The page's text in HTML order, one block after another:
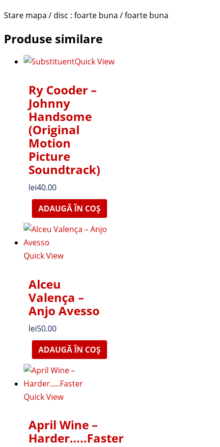
Stare mapa / disc : foarte buna / foarte buna
Produse similare
Quick View
Ry Cooder –
Johnny
Handsome
(Original
Motion
Picture
Soundtrack)
lei40.00
ADAUGĂ ÎN COȘ
Quick View
Alceu
Valença ‎–
Anjo Avesso
lei50.00
ADAUGĂ ÎN COȘ
Quick View
April Wine –
Harder…..Faster